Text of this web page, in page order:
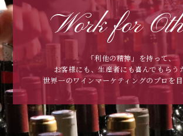
Work for
「利他の精神」を持って、
お客様にも、生産者にも喜んでもらう
世界一のワインマーケティングのプロを目